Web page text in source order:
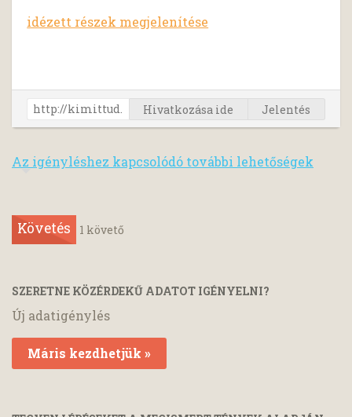
idézett részek megjelenítése
Hivatkozása ide Jelentés
Az igényléshez kapcsolódó további lehetőségek
Követés 1 követő
SZERETNE KÖZÉRDEKŰ ADATOT IGÉNYELNI?
Új adatigénylés
Máris kezdhetjük »